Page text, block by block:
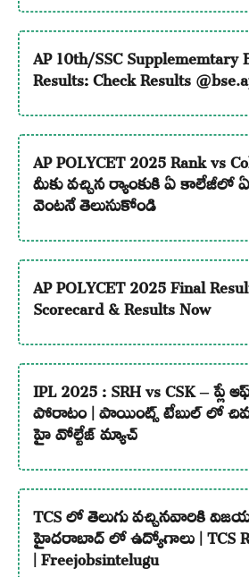
AP 10th/SSC Supplememtary
Results: Check Results
AP POLYCET 2025 Rank vs
మీకు వచ్చిన ర్యాంకుకి ఏ కాలేజీలో ఏ
వెంటనే తెలుసుకోండి
AP POLYCET 2025 Final
Scorecard & Results Now
IPL 2025 : SRH vs CSK – ప్లే
పోరాటం | పాయింట్స్ టేబుల్ లో
హై వోల్టేజ్ మ్యాచ్
TCS లో తెలుగు వచ్చినవారికి
హైదరాబాద్ లో ఉద్యోగాలు | TCS
| Freejobsintelugu